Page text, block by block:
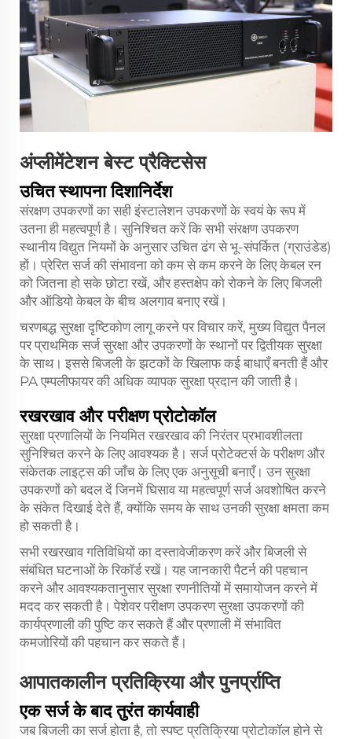
अंप्लीमेंटेशन बेस्ट प्रैक्टिसेस
उचित स्थापना दिशानिर्देश
संरक्षण उपकरणों का सही इंस्टालेशन उपकरणों के स्वयं के रूप में
उतना ही महत्वपूर्ण है। सुनिश्चित करें कि सभी संरक्षण उपकरण
स्थानीय विद्युत नियमों के अनुसार उचित ढंग से भू-संपर्कित (ग्राउंडेड)
हों। प्रेरित सर्ज की संभावना को कम से कम करने के लिए केबल रन
को जितना हो सके छोटा रखें, और हस्तक्षेप को रोकने के लिए बिजली
और ऑडियो केबल के बीच अलगाव बनाए रखें।
चरणबद्ध सुरक्षा दृष्टिकोण लागू करने पर विचार करें, मुख्य विद्युत पैनल
पर प्राथमिक सर्ज सुरक्षा और उपकरणों के स्थानों पर द्वितीयक सुरक्षा
के साथ। इससे बिजली के झटकों के खिलाफ कई बाधाएँ बनती हैं और
PA एम्पलीफायर की अधिक व्यापक सुरक्षा प्रदान की जाती है।
रखरखाव और परीक्षण प्रोटोकॉल
सुरक्षा प्रणालियों के नियमित रखरखाव की निरंतर प्रभावशीलता
सुनिश्चित करने के लिए आवश्यक है। सर्ज प्रोटेक्टर्स के परीक्षण और
संकेतक लाइट्स की जाँच के लिए एक अनुसूची बनाएँ। उन सुरक्षा
उपकरणों को बदल दें जिनमें घिसाव या महत्वपूर्ण सर्ज अवशोषित करने
के संकेत दिखाई देते हैं, क्योंकि समय के साथ उनकी सुरक्षा क्षमता कम
हो सकती है।
सभी रखरखाव गतिविधियों का दस्तावेजीकरण करें और बिजली से
संबंधित घटनाओं के रिकॉर्ड रखें। यह जानकारी पैटर्न की पहचान
करने और आवश्यकतानुसार सुरक्षा रणनीतियों में समायोजन करने में
मदद कर सकती है। पेशेवर परीक्षण उपकरण सुरक्षा उपकरणों की
कार्यप्रणाली की पुष्टि कर सकते हैं और प्रणाली में संभावित
कमजोरियों की पहचान कर सकते हैं।
आपातकालीन प्रतिक्रिया और पुनर्प्राप्ति
एक सर्ज के बाद तुरंत कार्यवाही
जब बिजली का सर्ज होता है, तो स्पष्ट प्रतिक्रिया प्रोटोकॉल होने से